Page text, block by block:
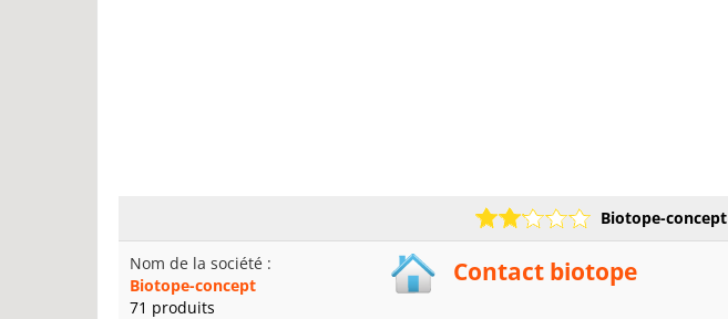
Biotope-concept
Nom de la société :
Biotope-concept
71 produits
Contact biotope